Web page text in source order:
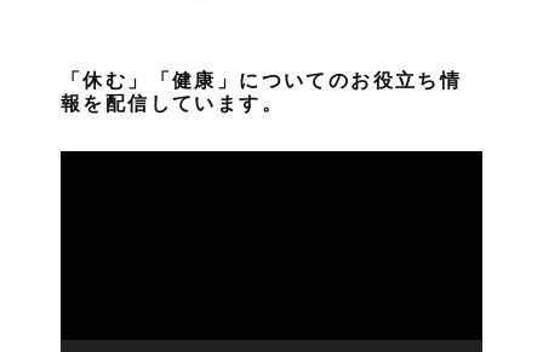
「休む」「健康」についてのお役立ち情
報を配信しています。
ー